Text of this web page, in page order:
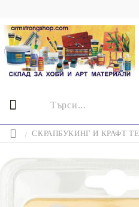
СКРАПБУКИНГ И КРАФТ